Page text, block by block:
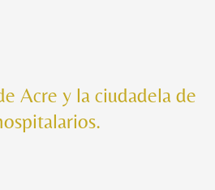
Acre y la ciudadela de